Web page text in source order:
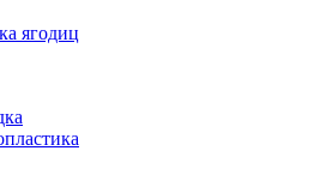
ягодиц